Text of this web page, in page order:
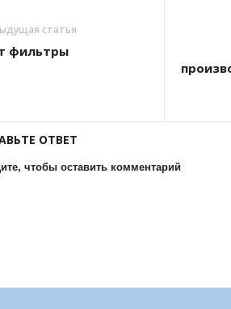
статья
фильтры
ОТВЕТ
чтобы оставить комментарий